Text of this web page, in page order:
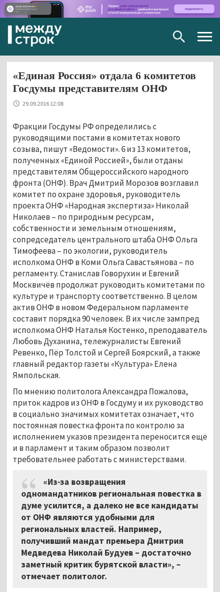
«Единая Россия» отдала 6 комитетов
Госдумы представителям ОНФ
29.09.2016 12:08
Фракции Госдумы РФ определились с
руководящими постами в комитетах нового
созыва, пишут «Ведомости». 6 из 13 комитетов,
полученных «Единой Россией», были отданы
представителям Общероссийского народного
фронта (ОНФ). Врач Дмитрий Морозов возглавил
комитет по охране здоровья, руководитель
проекта ОНФ «Народная экспертиза» Николай
Николаев – по природным ресурсам,
собственности и земельным отношениям,
сопредседатель центрального штаба ОНФ Ольга
Тимофеева – по экологии, руководитель
исполкома ОНФ в Коми Ольга Савастьянова – по
регламенту. Станислав Говорухин и Евгений
Москвичёв продолжат руководить комитетами по
культуре и транспорту соответственно. В целом
актив ОНФ в новом Федеральном парламенте
составит порядка 90 человек. В их числе зампред
исполкома ОНФ Наталья Костенко, преподаватель
Любовь Духанина, тележурналисты Евгений
Ревенко, Пёр Толстой и Сергей Боярский, а также
главный редактор газеты «Культура» Елена
Ямпольская.
По мнению политолога Александра Пожалова,
приток кадров из ОНФ в Госдуму и их руководство
в социально значимых комитетах означает, что
постоянная повестка фронта по контролю за
исполнением указов президента переносится ещё
и в парламент и таким образом позволит
требовательнее работать с министерствами.
«Из-за возвращения
одномандатников региональная повестка в
думе усилится, а далеко не все кандидаты
от ОНФ являются удобными для
региональных властей. Например,
получивший мандат премьера Дмитрия
Медведева Николай Будуев – достаточно
заметный критик бурятской власти», –
отмечает политолог.